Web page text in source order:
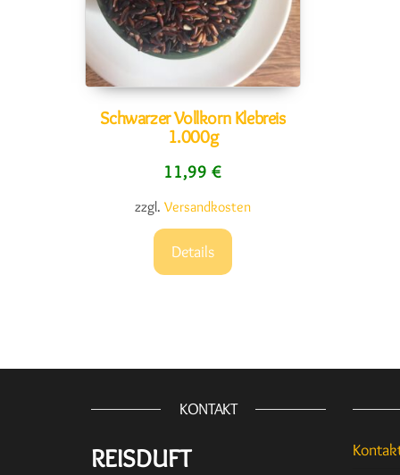
Schwarzer Vollkorn Klebreis
1.000g
11,99 €
zzgl. Versandkosten
Details
KONTAKT
REISDUFT